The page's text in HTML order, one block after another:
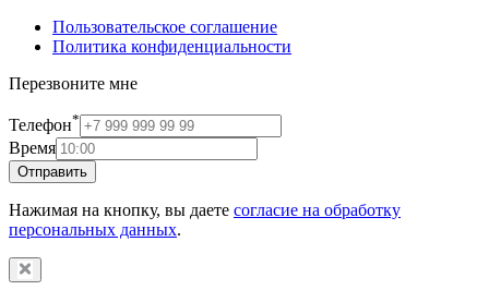
Пользовательское соглашение
Политика конфиденциальности
Перезвоните мне
Телефон*
Время
Отправить
Нажимая на кнопку, вы даете согласие на обработку
персональных данных.